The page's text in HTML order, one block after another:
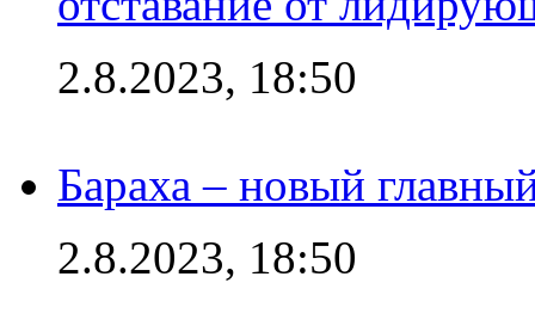
2.8.2023, 18:50
Бараха – новый
2.8.2023, 18:50